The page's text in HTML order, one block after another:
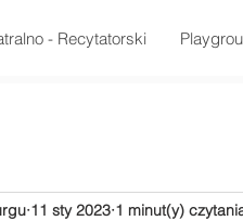
- Recytatorski
11 sty 2023 1 minut(y)